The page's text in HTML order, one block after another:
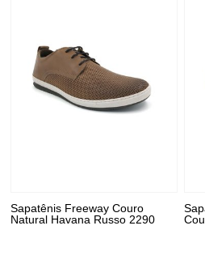
Sapatênis Freeway Couro
Natural Havana Russo 2290